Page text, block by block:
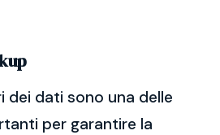
dei dati sono una delle
per garantire la